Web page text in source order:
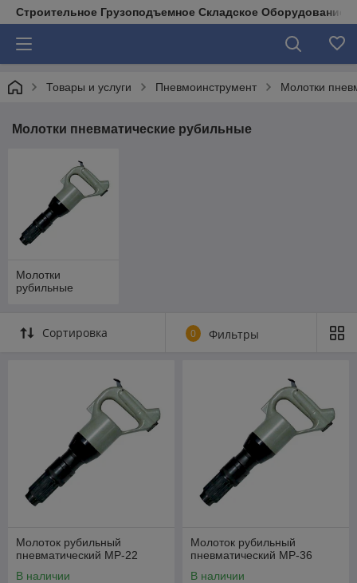
Строительное Грузоподъемное Складское Оборудование
Товары и услуги Пневмоинструмент Молотки
Молотки пневматические рубильные
Молотки
рубильные
Сортировка 0 Фильтры
Молоток рубильный
пневматический МР-22
В наличии
Молоток рубильный
пневматический МР-36
В наличии